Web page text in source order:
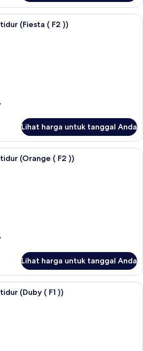
Kamar Basic, 1 kamar tidur (Fiesta (
(Fiesta ( F2 ))
Lihat harga untuk tanggal Anda
Kamar Basic, 1 kamar tidur (Orange (
(Orange ( F2 ))
Lihat harga untuk tanggal Anda
Kamar Basic, 1 kamar tidur (Duby ( F1
(Duby ( F1 ))